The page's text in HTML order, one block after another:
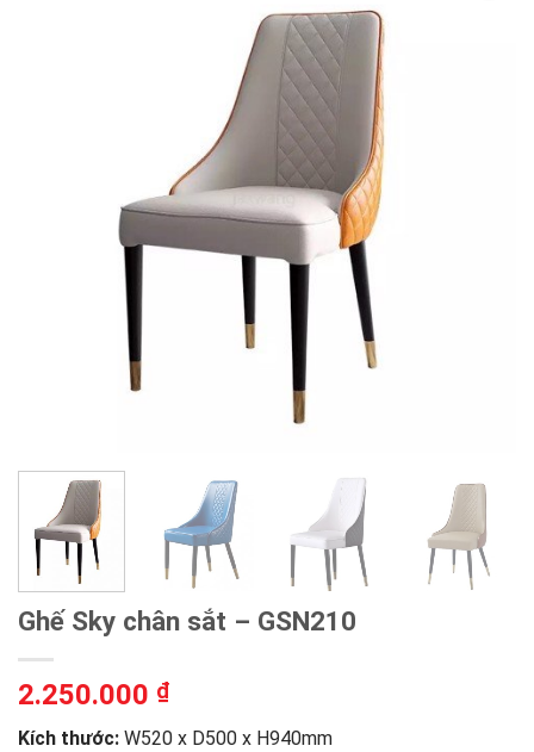
Thêm
Ghế Sky chân sắt – GSN210
2.250.000 ₫
Kích thước: W520 x D500 x H940mm